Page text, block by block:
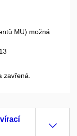
MU) možná
zavřená.